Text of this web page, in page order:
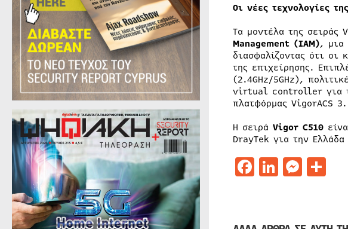
Οι νέες τεχνολογίες
Τα μοντέλα της σειράς
Management (IAM), μια
διασφαλίζοντας ότι οι
της επιχείρησης.
(2.4GHz/5GHz),
virtual controller για τη
πλατφόρμας VigorACS 3.
Η σειρά Vigor C510
DrayTek για την
Facebook
LinkedIn